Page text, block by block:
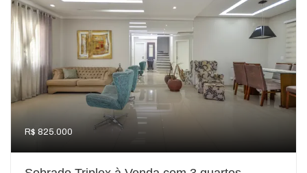
R$ 825.000